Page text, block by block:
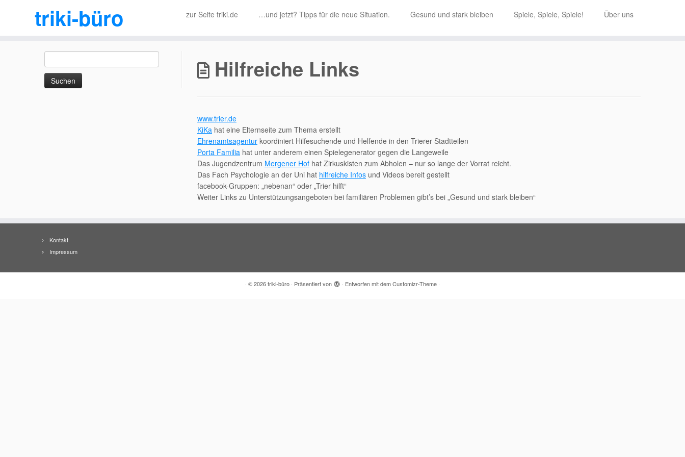
triki-büro zur Seite triki.de …und jetzt? Tipps für die neue Situation. Gesund und stark bleiben Spiele, Spiele, Spiele! Über uns
nach:
Hilfreiche Links
www.trier.de
KiKa hat eine Elternseite zum Thema erstellt
Ehrenamtsagentur koordiniert Hilfesuchende und Helfende in den Trierer Stadtteilen
Porta Familia hat unter anderem einen Spielegenerator gegen die Langeweile
Das Jugendzentrum Mergener Hof hat Zirkuskisten zum Abholen – nur so lange der Vorrat reicht.
Das Fach Psychologie an der Uni hat hilfreiche Infos und Videos bereit gestellt
facebook-Gruppen: „nebenan“ oder „Trier hilft“
Weiter Links zu Unterstützungsangeboten bei familiären Problemen gibt’s bei „Gesund und stark bleiben“
Kontakt
Impressum
· © 2026triki-büro · Präsentiert von · Entworfen mit demCustomizr-Theme ·